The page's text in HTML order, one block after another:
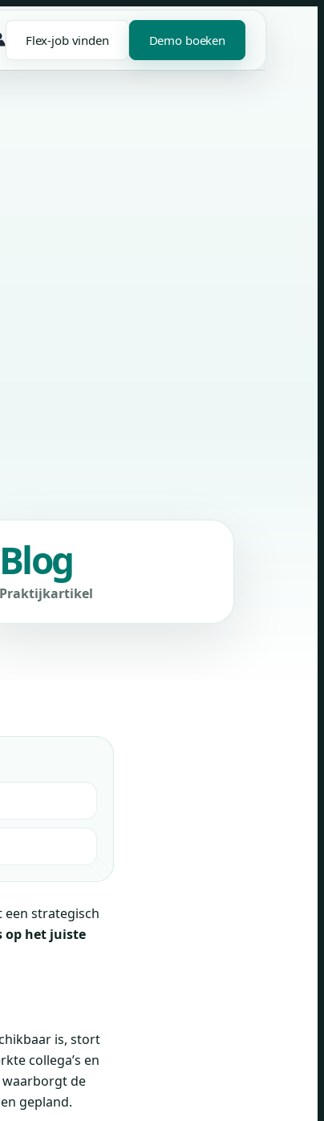
Flex-job vinden Demo boeken
Blog
Praktijkartikel
een strategisch
op het juiste
is, stort
collega’s en
waarborgt de
gepland.